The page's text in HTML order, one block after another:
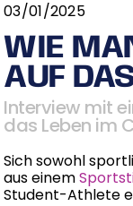
03/01/2025
WIE
AUF
Interview mit
das Leben im
Sich sowohl
aus einem
Student-Athlete